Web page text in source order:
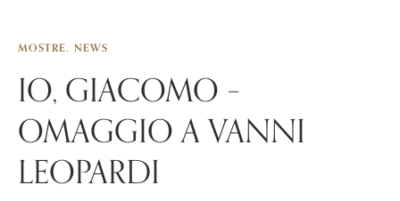
MOSTRE NEWS
IO, GIACOMO –
OMAGGIO A VANNI
LEOPARDI